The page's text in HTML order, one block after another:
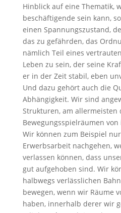
Hinblick auf eine Thematik,
beschäftigende sein kann,
einen Spannungszustand,
das zu gefährden, das
nämlich Teil eines
Leben zu sein, der seine
er in der Zeit stabil, eben
Und dazu gehört auch die
Abhängigkeit. Wir sind
Strukturen, am allermeisten
Bewegungsspielräumen
Wir können zum Beispiel
Erwerbsarbeit nachgehen,
verlassen können, dass
gut aufgehoben sind. Wir
halbwegs verlässlichen
bewegen, wenn wir Räume
haben, innerhalb derer wir